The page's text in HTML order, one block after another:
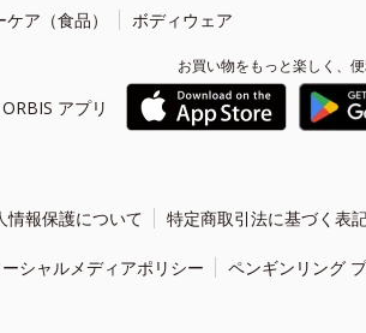
ア（食品） ボディウェア
ORBIS アプリ
お買い物をもっと楽しく、便
情報保護について 特定商取引法に基づく表
ーシャルメディアポリシー ペンギンリング